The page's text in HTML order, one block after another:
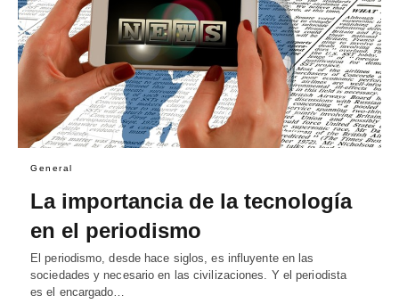
General
La importancia de la tecnología
en el periodismo
El periodismo, desde hace siglos, es influyente en las
sociedades y necesario en las civilizaciones. Y el periodista
es el encargado…